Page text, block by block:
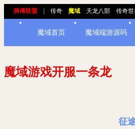
师傅联盟 传奇 魔域 天龙八部 传奇
魔域首页 魔域端游源码
魔域游戏开服一条龙
征